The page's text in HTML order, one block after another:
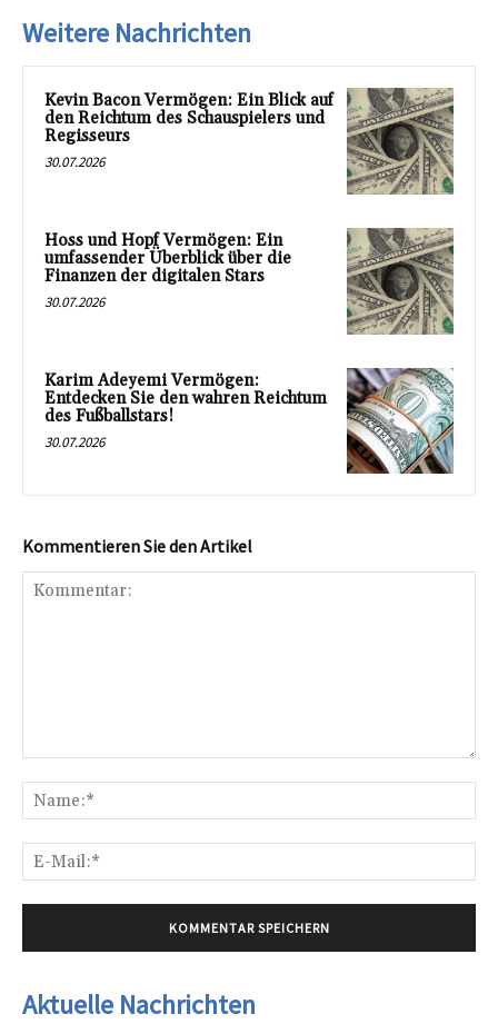
Weitere Nachrichten
Kevin Bacon Vermögen: Ein Blick auf
den Reichtum des Schauspielers und
Regisseurs
30.07.2026
Hoss und Hopf Vermögen: Ein
umfassender Überblick über die
Finanzen der digitalen Stars
30.07.2026
Karim Adeyemi Vermögen:
Entdecken Sie den wahren Reichtum
des Fußballstars!
30.07.2026
Kommentieren Sie den Artikel
Aktuelle Nachrichten